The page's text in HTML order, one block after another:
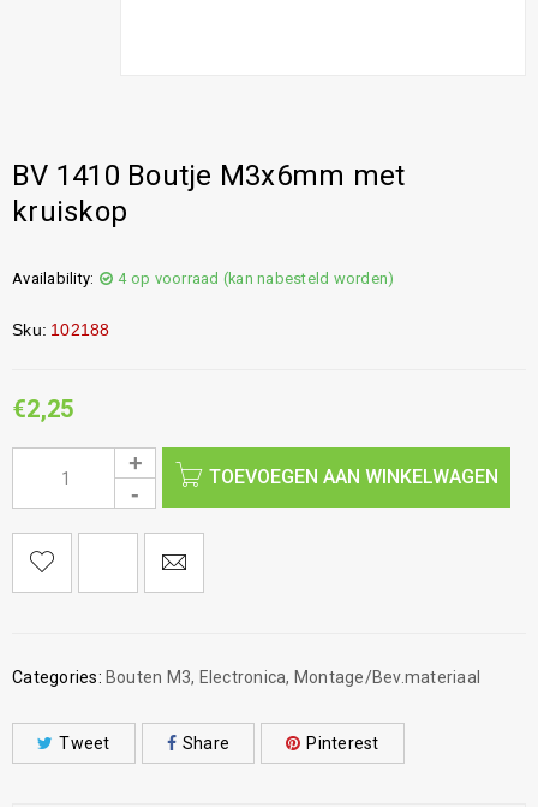
BV 1410 Boutje M3x6mm met
kruiskop
Availability: 4 op voorraad (kan nabesteld worden)
Sku: 102188
€2,25
TOEVOEGEN AAN WINKELWAGEN
Categories: Bouten M3, Electronica, Montage/Bev.materiaal
Tweet Share Pinterest